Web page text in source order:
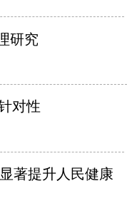
研究
对性
著提升人民健康